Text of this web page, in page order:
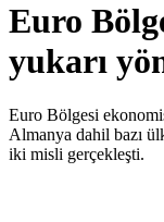
Euro
yukarı
Euro Bölgesi
Almanya dahil bazı
iki misli gerçekleşti.